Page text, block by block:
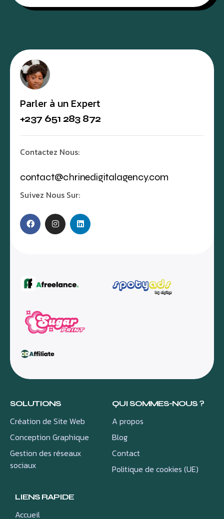
Parler à un Expert
+237 651 283 872
Contactez Nous:
contact@chrinedigitalagency.com
Suivez Nous Sur:
SOLUTIONS
Création de Site Web
Conception Graphique
Gestion des réseaux
sociaux
QUI SOMMES-NOUS ?
A propos
Blog
Contact
Politique de cookies (UE)
LIENS RAPIDE
Accueil